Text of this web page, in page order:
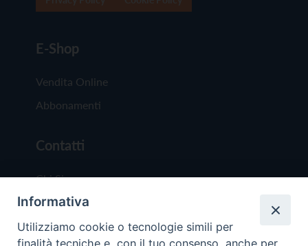
E-Shop
Vendita Online
Abbonamenti
Contatti
Chi Siamo
Redazione
Scrivici
Informativa
Utilizziamo cookie o tecnologie simili per